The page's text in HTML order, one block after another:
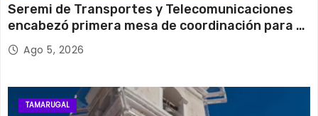
Seremi de Transportes y Telecomunicaciones
encabezó primera mesa de coordinación para el
retiro de cables en desuso en Iquique
Ago 5, 2026
TAMARUGAL